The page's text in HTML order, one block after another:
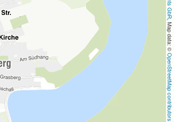
, Map data: ©
OpenStreetMap contributors